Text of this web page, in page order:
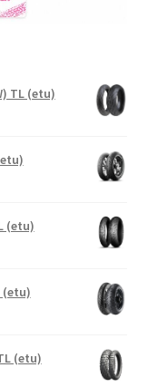
TL (etu)
(etu)
(etu)
(etu)